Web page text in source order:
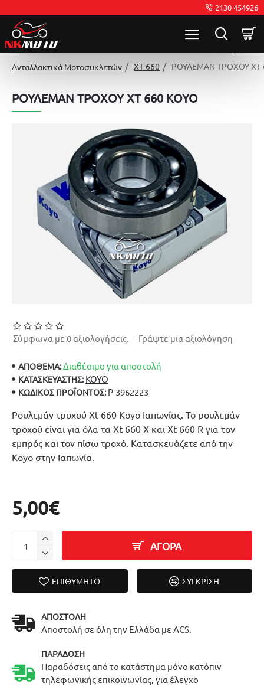
2130 454926
Ανταλλακτικά Μοτοσυκλετών XT 660 ΡΟΥΛΕΜΑΝ ΤΡΟΧΟΥ XT
ΡΟΥΛΕΜΑΝ ΤΡΟΧΟΥ XT 660 KOYO
Ρουλεμάν τροχού Xt 660 Koyo Ιαπωνίας. Το ρουλεμάν
τροχού είναι για όλα τα Xt 660 X και Xt 660 R για τον
εμπρός και τον πίσω τροχό. Κατασκευάζετε από την
Koyo στην Ιαπωνία.
ΑΠΟΘΕΜΑ:Διαθέσιμο για αποστολή
ΚΑΤΑΣΚΕΥΑΣΤΉΣ: KOYO
ΚΩΔΙΚΌΣ ΠΡΟΪΌΝΤΟΣ: Ρ-3962223
Σύμφωνα με 0 αξιολογήσεις. - Γράψτε μια αξιολόγηση
5,00€
ΑΓΟΡΑ
ΕΠΙΘΥΜΗΤΌ ΣΎΓΚΡΙΣΗ
ΑΠΟΣΤΟΛΉ
Αποστολή σε όλη την Ελλάδα με ACS.
ΠΑΡΆΔΟΣΗ
Παραδόσεις από το κατάστημα μόνο κατόπιν
τηλεφωνικής επικοινωνίας, για έλεγχο